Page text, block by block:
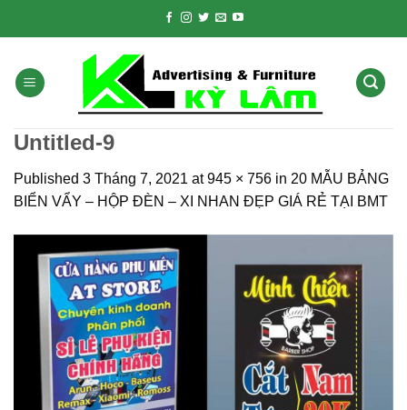
Untitled-9
Published 3 Tháng 7, 2021 at945 × 756 in 20 MẪU BẢNG
BIỂN VẨY – HỘP ĐÈN – XI NHAN ĐẸP GIÁ RẺ TẠI BMT